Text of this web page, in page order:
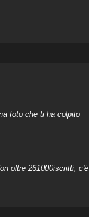
foto che ti ha colpito
oltre 261000iscritti, c'è